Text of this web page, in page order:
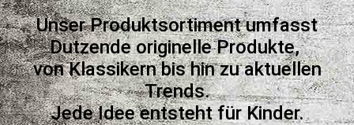
Unser Produktsortiment umfasst
Dutzende originelle Produkte,
von Klassikern bis hin zu aktuellen
Trends.
Jede Idee entsteht für Kinder.